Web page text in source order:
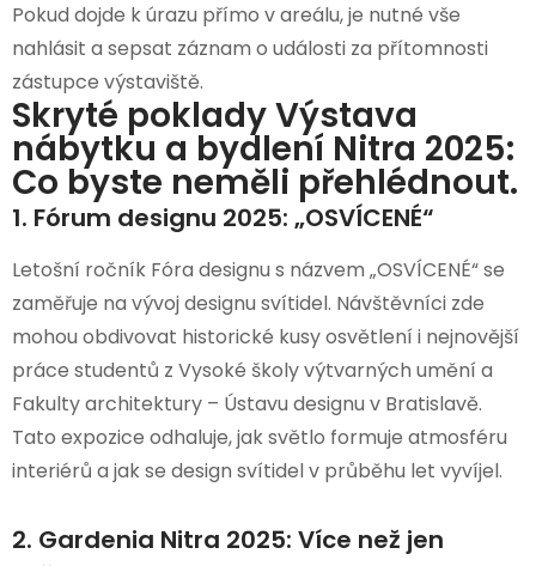
Pokud dojde k úrazu přímo v areálu, je nutné vše
nahlásit a sepsat záznam o události za přítomnosti
zástupce výstaviště.
Skryté poklady Výstava
nábytku a bydlení Nitra 2025:
Co byste neměli přehlédnout.
1. Fórum designu 2025: „OSVÍCENÉ“
Letošní ročník Fóra designu s názvem „OSVÍCENÉ“ se
zaměřuje na vývoj designu svítidel. Návštěvníci zde
mohou obdivovat historické kusy osvětlení i nejnovější
práce studentů z Vysoké školy výtvarných umění a
Fakulty architektury – Ústavu designu v Bratislavě.
Tato expozice odhaluje, jak světlo formuje atmosféru
interiérů a jak se design svítidel v průběhu let vyvíjel.
2. Gardenia Nitra 2025: Více než jen